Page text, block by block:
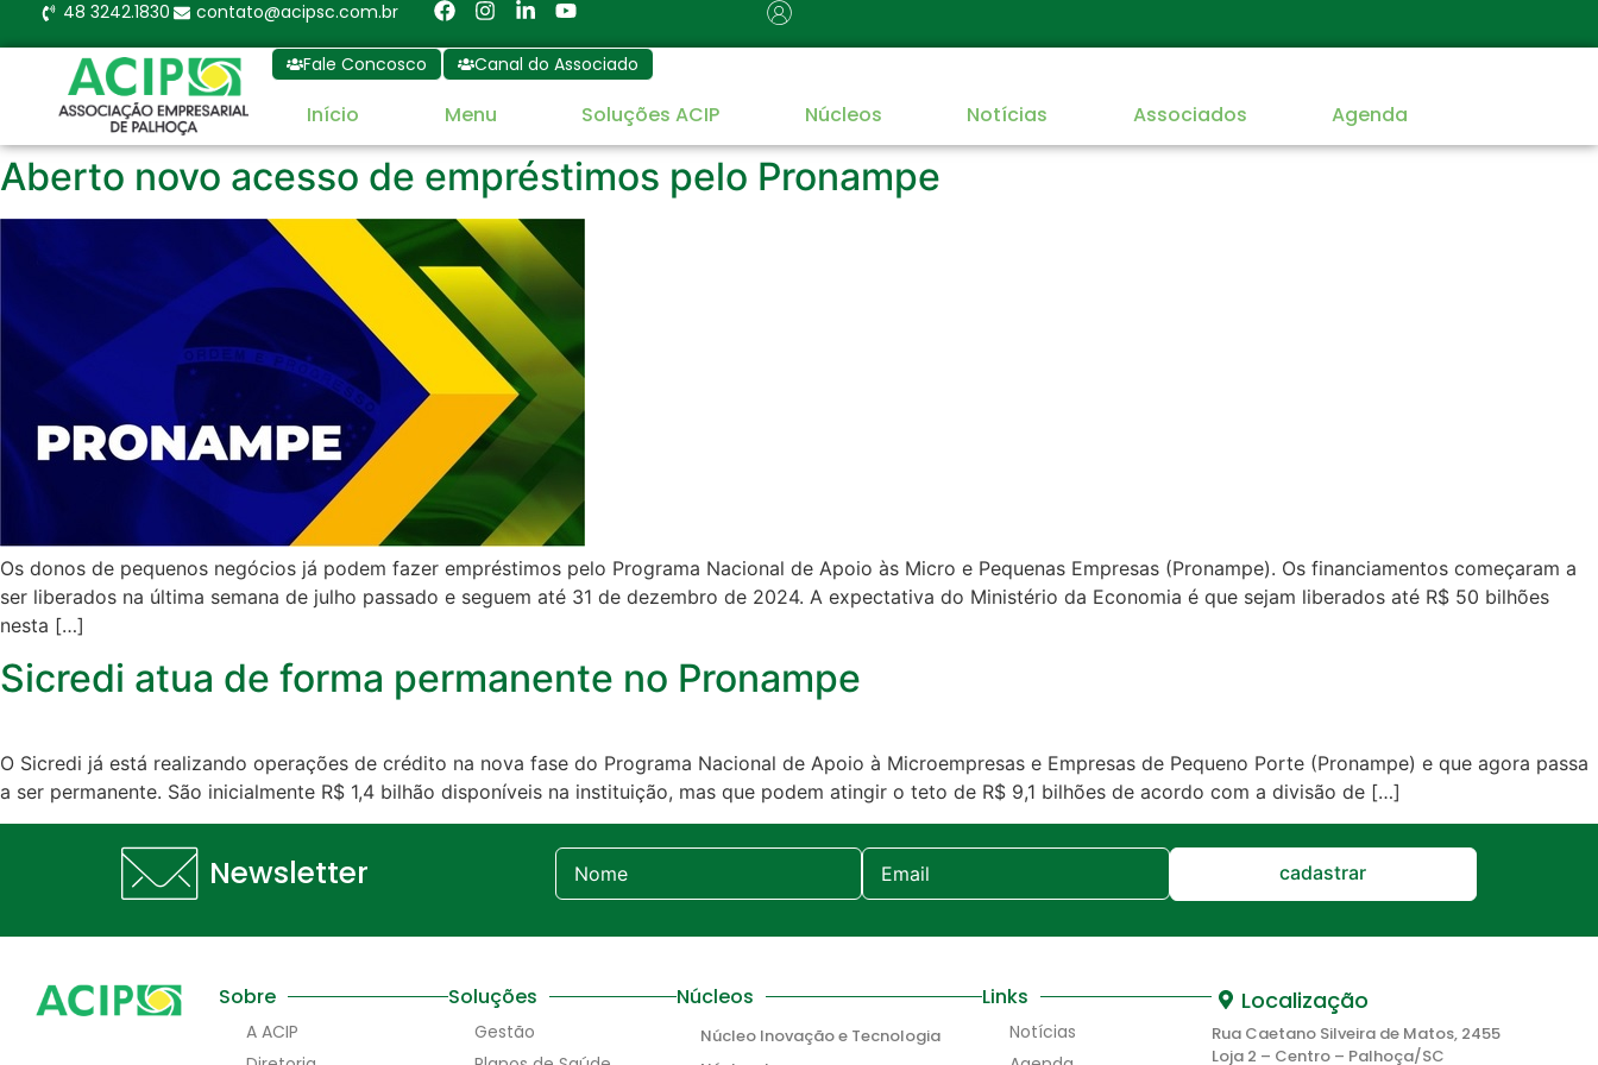
48 3242.1830 contato@acipsc.com.br
Fale Concosco Canal do Associado
Início Menu Soluções ACIP Núcleos Notícias Associados Agenda
Aberto novo acesso de empréstimos pelo Pronampe
Os donos de pequenos negócios já podem fazer empréstimos pelo Programa Nacional de Apoio às Micro e Pequenas Empresas (Pronampe). Os financiamentos começaram a
ser liberados na última semana de julho passado e seguem até 31 de dezembro de 2024. A expectativa do Ministério da Economia é que sejam liberados até R$ 50 bilhões
nesta […]
Sicredi atua de forma permanente no Pronampe
O Sicredi já está realizando operações de crédito na nova fase do Programa Nacional de Apoio à Microempresas e Empresas de Pequeno Porte (Pronampe) e que agora passa
a ser permanente. São inicialmente R$ 1,4 bilhão disponíveis na instituição, mas que podem atingir o teto de R$ 9,1 bilhões de acordo com a divisão de […]
Newsletter cadastrar
Sobre
A ACIP
Soluções
Gestão
Núcleos
Núcleo Inovação e Tecnologia
Links
Notícias
Localização
Rua Caetano Silveira de Matos, 2455
Loja 2 – Centro – Palhoça/SC